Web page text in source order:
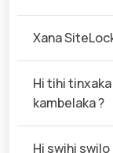
Xana
Hi tihi
kambelaka ?
Hi swihi